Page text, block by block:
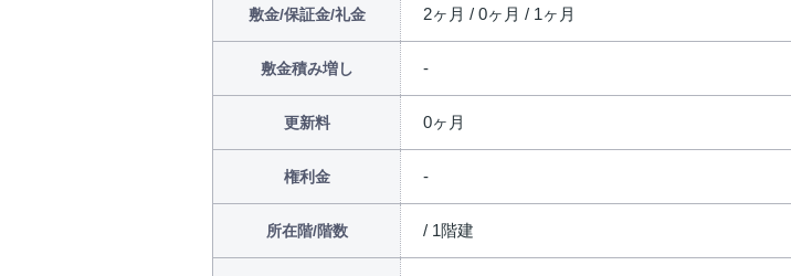
敷金/保証金/礼金 2ヶ月 / 0ヶ月 / 1ヶ月
敷金積み増し
更新料 0ヶ月
権利金
所在階/階数 / 1階建